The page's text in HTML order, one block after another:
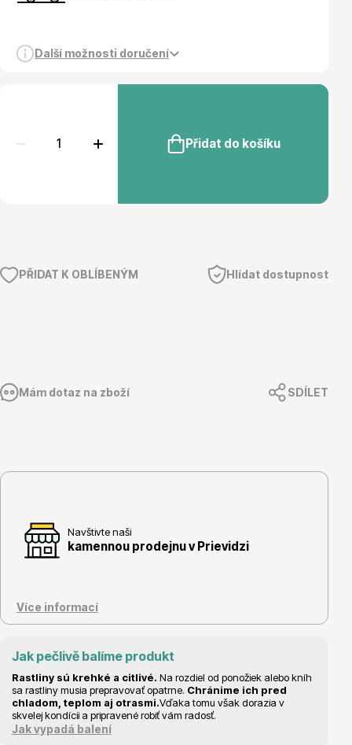
Vodní rostliny
Nářadí, příslušenství
Postřiky, přípravky
Další možnosti doručení
Přidat do košíku
PŘIDAT K OBLÍBENÝM Hlídat dostupnost
Mám dotaz na zboží SDÍLET
Navštivte naši
kamennou prodejnu v Prievidzi
Více informací
Jak pečlivě balíme produkt
Rastliny sú krehké a citlivé. Na rozdiel od ponožiek alebo kníh
sa rastliny musia prepravovať opatrne. Chránime ich pred
chladom, teplom aj otrasmi.Vďaka tomu však dorazia v
skvelej kondícii a pripravené robiť vám radosť.
Jak vypadá balení